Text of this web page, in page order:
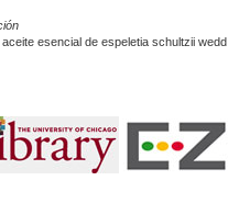
esencial de espeletia schultzii wedd